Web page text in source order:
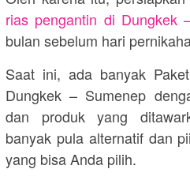
rias pengantin di Dungkek
bulan sebelum hari
Saat ini, ada banyak
Dungkek – Sumenep
dan produk yang
banyak pula alternatif dan
yang bisa Anda pilih.